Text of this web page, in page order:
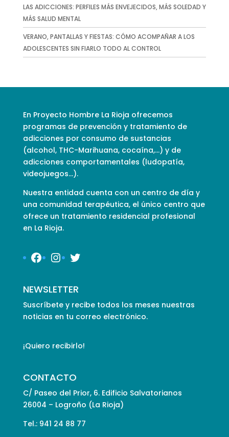
LAS ADICCIONES: PERFILES MÁS ENVEJECIDOS, MÁS SOLEDAD Y
MÁS SALUD MENTAL
VERANO, PANTALLAS Y FIESTAS: CÓMO ACOMPAÑAR A LOS
ADOLESCENTES SIN FIARLO TODO AL CONTROL
En Proyecto Hombre La Rioja ofrecemos
programas de prevención y tratamiento de
adicciones por consumo de sustancias
(alcohol, THC-Marihuana, cocaína,…) y de
adicciones comportamentales (ludopatía,
videojuegos…).
Nuestra entidad cuenta con un centro de día y
una comunidad terapéutica, el único centro que
ofrece un tratamiento residencial profesional
en La Rioja.
Facebook
Instagram
Twitter
NEWSLETTER
Suscríbete y recibe todos los meses nuestras
noticias en tu correo electrónico.
¡Quiero recibirlo!
CONTACTO
C/ Paseo del Prior, 6. Edificio Salvatorianos
26004 – Logroño (La Rioja)
Tel.: 941 24 88 77